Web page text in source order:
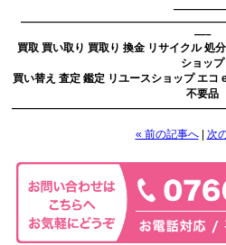
—–
買取 買い取り 買取り 換金 リサイクル 処
ショップ
買い替え 査定 鑑定 リユースショップ エコ
不要品
« 前の記事へ| 次